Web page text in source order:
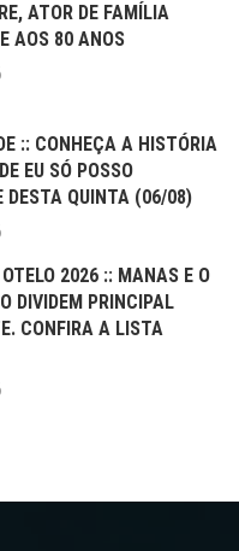
ATOR DE FAMÍLIA
AOS 80 ANOS
:: CONHEÇA A HISTÓRIA
EU SÓ POSSO
DESTA QUINTA (06/08)
2026 :: MANAS E O
DIVIDEM PRINCIPAL
CONFIRA A LISTA